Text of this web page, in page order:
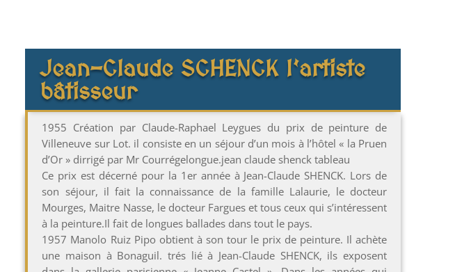
Jean-Claude SCHENCK l’artiste
bâtisseur
1955 Création par Claude-Raphael Leygues du prix de peinture de
Villeneuve sur Lot. il consiste en un séjour d’un mois à l’hôtel « la Pruen
d’Or » dirrigé par Mr Courrégelongue.jean claude shenck tableau
Ce prix est décerné pour la 1er année à Jean-Claude SHENCK. Lors de
son séjour, il fait la connaissance de la famille Lalaurie, le docteur
Mourges, Maitre Nasse, le docteur Fargues et tous ceux qui s’intéressent
à la peinture.Il fait de longues ballades dans tout le pays.
1957 Manolo Ruiz Pipo obtient à son tour le prix de peinture. Il achète
une maison à Bonaguil. trés lié à Jean-Claude SHENCK, ils exposent